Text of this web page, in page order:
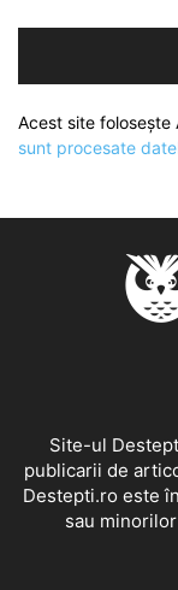
Acest site folosește
sunt procesate
Site-ul
publicarii de
Destepti.ro este
sau